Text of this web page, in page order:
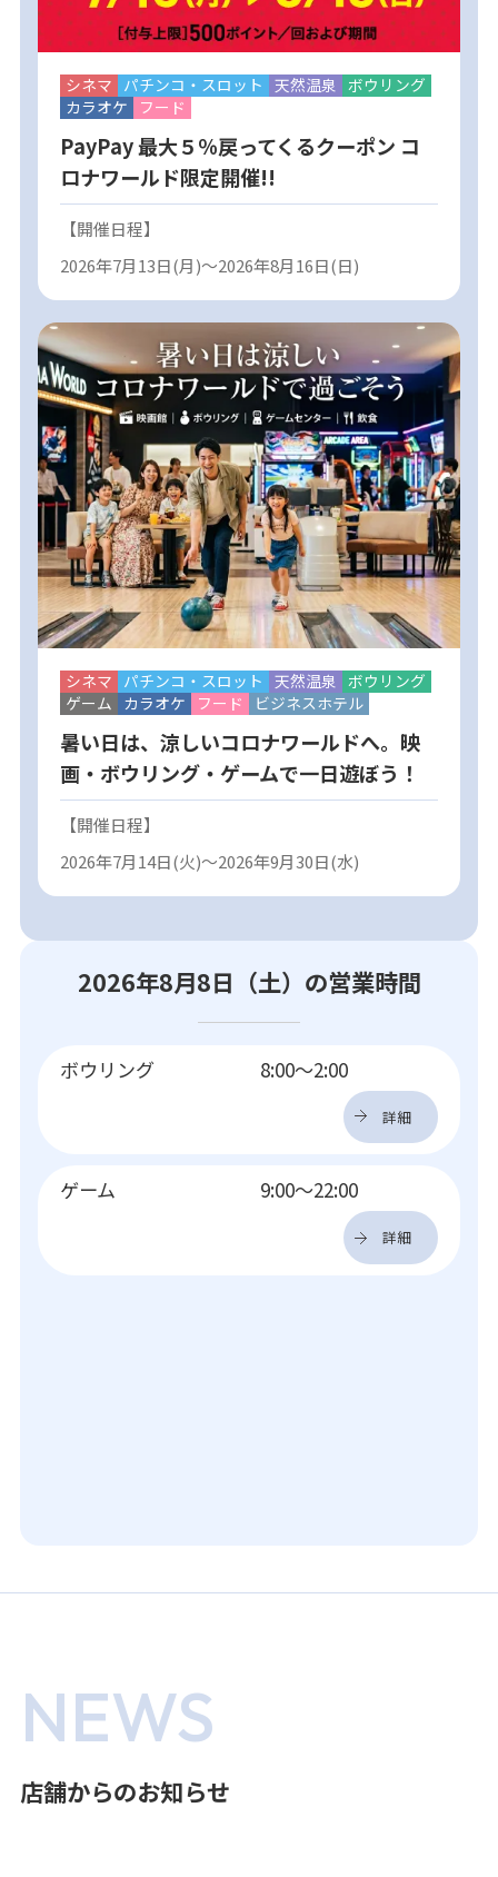
シネマ パチンコ・スロット 天然温泉 ボウリング
カラオケ
フード
PayPay 最大５％戻ってくるクーポン コ
ロナワールド限定開催!!
【開催日程】
2026年7月13日(月)～2026年8月16日(日)
シネマ パチンコ・スロット 天然温泉 ボウリング
ゲーム カラオケ フード ビジネスホテル
暑い日は、涼しいコロナワールドへ。映
画・ボウリング・ゲームで一日遊ぼう！
【開催日程】
2026年7月14日(火)～2026年9月30日(水)
2026年8月8日（土）の営業時間
ボウリング 8:00～2:00
詳細
ゲーム 9:00～22:00
詳細
NEWS
店舗からのお知らせ